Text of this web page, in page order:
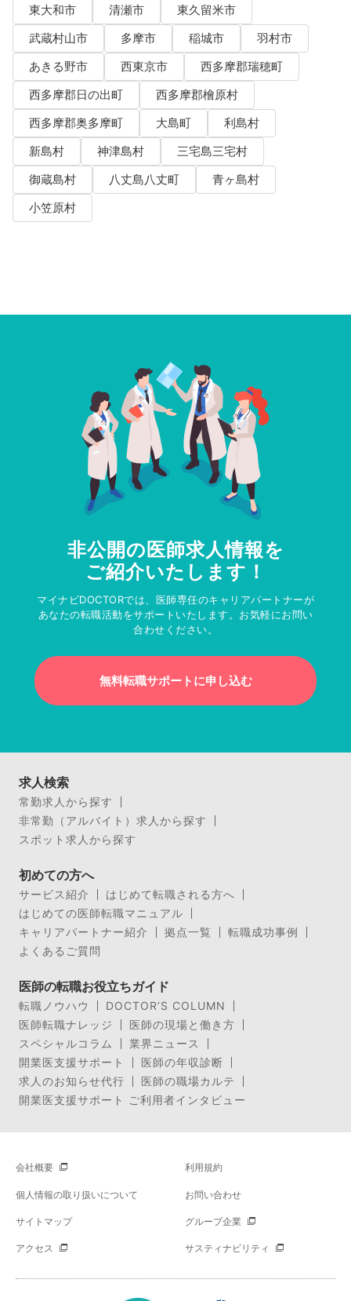
東大和市
清瀬市
東久留米市
武蔵村山市
多摩市 稲城市
羽村市
あきる野市
西東京市
西多摩郡瑞穂町
西多摩郡日の出町
西多摩郡檜原村
西多摩郡奥多摩町
大島町
利島村
新島村
神津島村
三宅島三宅村
御蔵島村
八丈島八丈町
青ヶ島村
小笠原村
非公開の医師求人情報を
ご紹介いたします！
マイナビDOCTORでは、医師専任のキャリアパートナーが
あなたの転職活動をサポートいたします。お気軽にお問い
合わせください。
無料転職サポートに申し込む
求人検索
常勤求人から探す
非常勤（アルバイト）求人から探す
スポット求人から探す
初めての方へ
サービス紹介
はじめて転職される方へ
はじめての医師転職マニュアル
キャリアパートナー紹介
拠点一覧
転職成功事例
よくあるご質問
医師の転職お役立ちガイド
転職ノウハウ
DOCTOR’S COLUMN
医師転職ナレッジ
医師の現場と働き方
スペシャルコラム
業界ニュース
開業医支援サポート
医師の年収診断
求人のお知らせ代行
医師の職場カルテ
開業医支援サポート ご利用者インタビュー
会社概要 利用規約
個人情報の取り扱いについて お問い合わせ
サイトマップ グループ企業
アクセス サスティナビリティ